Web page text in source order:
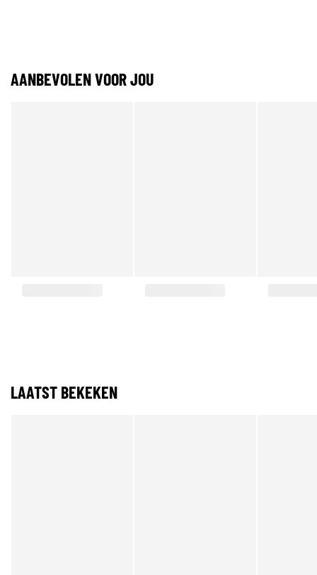
AANBEVOLEN VOOR JOU
LAATST BEKEKEN